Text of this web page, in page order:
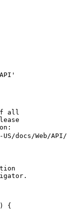
en ouvrant les
du réseau
all
docs/Web/API/